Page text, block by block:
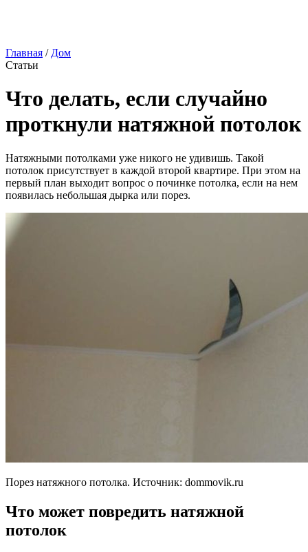
Главная / Дом
Статьи
Что делать, если случайно
проткнули натяжной потолок
Натяжными потолками уже никого не удивишь. Такой
потолок присутствует в каждой второй квартире. При этом на
первый план выходит вопрос о починке потолка, если на нем
появилась небольшая дырка или порез.
Порез натяжного потолка. Источник: dommovik.ru
Что может повредить натяжной
потолок